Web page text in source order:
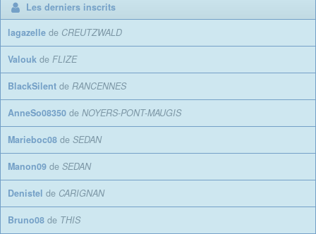
Les derniers inscrits
lagazelle de CREUTZWALD
Valouk de FLIZE
BlackSilent de RANCENNES
AnneSo08350 de NOYERS-PONT-MAUGIS
Marieboc08 de SEDAN
Manon09 de SEDAN
Denistel de CARIGNAN
Bruno08 de THIS